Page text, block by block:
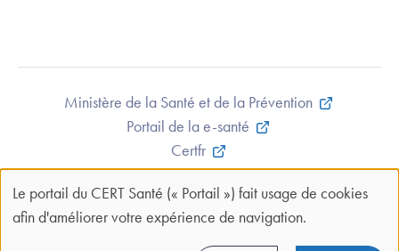
Ministère de la Santé et de la Prévention
Portail de la e-santé
Certfr
Mentions légales et CGU
Contact
Panneau
Le portail du CERT Santé (« Portail ») fait usage de cookies
afin d'améliorer votre expérience de navigation.